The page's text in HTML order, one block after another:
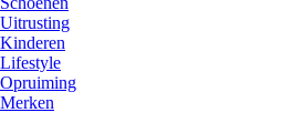
Uitrusting
Kinderen
Lifestyle
Opruiming
Merken